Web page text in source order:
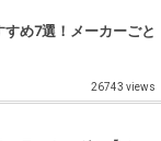
すめ7選！メーカーごと
26743 views